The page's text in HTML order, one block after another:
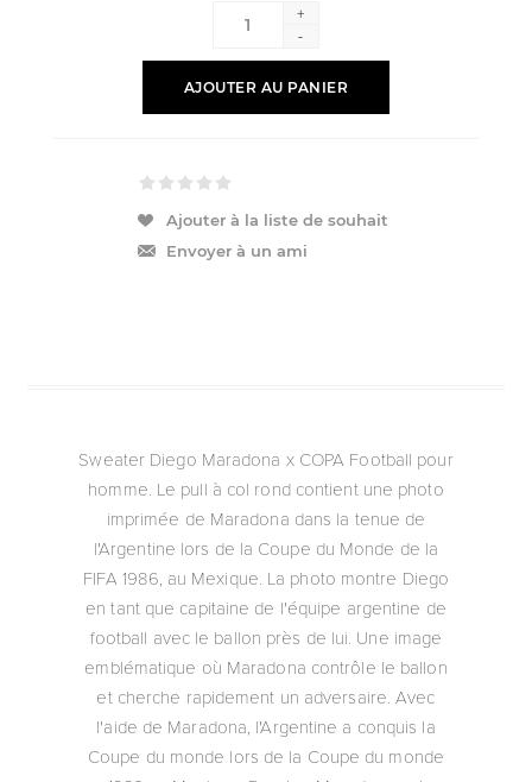
+
-
AJOUTER AU PANIER
Ajouter à la liste de souhait
Envoyer à un ami
Sweater Diego Maradona x COPA Football pour
homme. Le pull à col rond contient une photo
imprimée de Maradona dans la tenue de
l'Argentine lors de la Coupe du Monde de la
FIFA 1986, au Mexique. La photo montre Diego
en tant que capitaine de l'équipe argentine de
football avec le ballon près de lui. Une image
emblématique où Maradona contrôle le ballon
et cherche rapidement un adversaire. Avec
l'aide de Maradona, l'Argentine a conquis la
Coupe du monde lors de la Coupe du monde